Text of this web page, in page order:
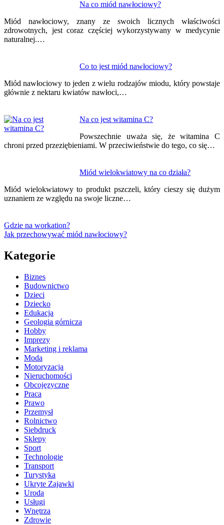
Na co miód nawłociowy?
Miód nawłociowy, znany ze swoich licznych właściwości
zdrowotnych, jest coraz częściej wykorzystywany w medycynie
naturalnej.…
Co to jest miód nawłociowy?
Miód nawłociowy to jeden z wielu rodzajów miodu, który powstaje
głównie z nektaru kwiatów nawłoci,…
Na co jest witamina C?
Powszechnie uważa się, że witamina C
chroni przed przeziębieniami. W przeciwieństwie do tego, co się…
Miód wielokwiatowy na co działa?
Miód wielokwiatowy to produkt pszczeli, który cieszy się dużym
uznaniem ze względu na swoje liczne…
Gdzie na workation?
Jak przechowywać miód nawłociowy?
Kategorie
Biznes
Budownictwo
Dzieci
Dziecko
Edukacja
Geologia górnicza
Hobby
Imprezy
Marketing i reklama
Moda
Motoryzacja
Nieruchomości
Obcojęzyczne
Praca
Prawo
Przemysł
Rolnictwo
Siebdruck
Sklepy
Sport
Technologie
Transport
Turystyka
Ukryte Zajawki
Uroda
Usługi
Wnętrza
Zdrowie